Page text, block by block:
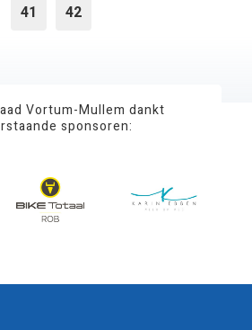
41 42
Vortum-Mullem dankt
sponsoren: